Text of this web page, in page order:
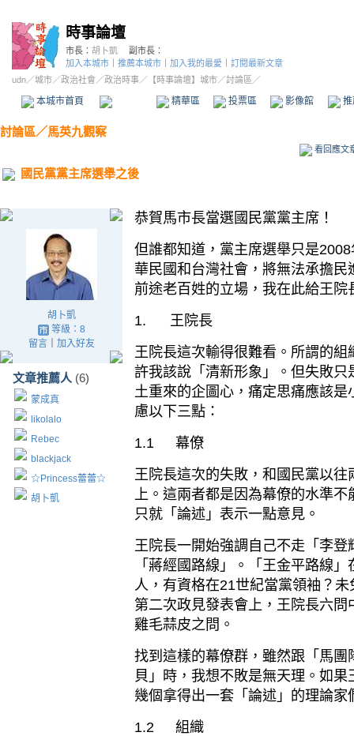
時事論壇
市長： 胡卜凱
副市長：
加入本城市
推薦本城市 加入我的最愛
訂閱最新文章
udn／城市／政治社會 ／政治時事／ 【時事論壇】城市／討論區／
本城市首頁 精華區 投票區 影像館
討論區／馬英九觀察
看回應文
國民黨黨主席選舉之後
胡卜凱
等級：8
留言｜ 加入好友
文章推薦人 (6)
蒙成真
likolalo
Rebec
blackjack
☆Princess蕾蕾☆
胡卜凱
恭賀馬市長當選國民黨黨主席！
但誰都知道，黨主席選舉只是2008
華民國和台灣社會，將無法承擔
前途老百姓的立場，我在此給王院
1.
王院長
王院長這次輸得很難看。所謂的
許我該說「清新形象」。但失敗
土重來的企圖心，痛定思痛應該
慮以下三點：
1.1
幕僚
王院長這次的失敗，和國民黨以
上。這兩者都是因為幕僚的水準
只就「論述」表示一點意見。
王院長一開始強調自己不走「李
「蔣經國路線」。「王金平路線
人，有資格在21世紀當黨領袖？
第二次政見發表會上，王院長六問
雞毛蒜皮之問。
找到這樣的幕僚群，雖然跟「馬
貝」時，我想不敗是無天理。如果
幾個拿得出一套「論述」的理論家
1.2
組織